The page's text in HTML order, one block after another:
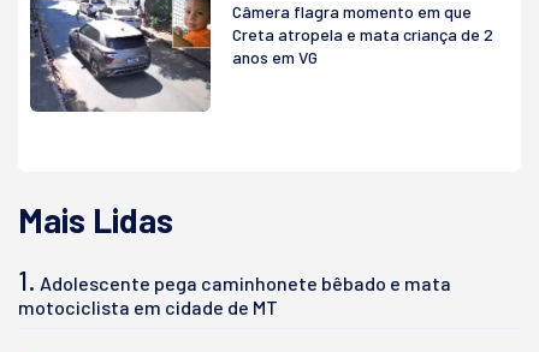
Câmera flagra momento em que
Creta atropela e mata criança de 2
anos em VG
Mais Lidas
1. Adolescente pega caminhonete bêbado e mata
motociclista em cidade de MT